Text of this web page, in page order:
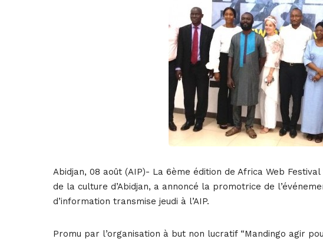
Abidjan, 08 août (AIP)- La 6ème édition de Africa Web
de la culture d’Abidjan, a annoncé la promotrice de
d’information transmise jeudi à l’AIP.
Promu par l’organisation à but non lucratif “Mandingo agir